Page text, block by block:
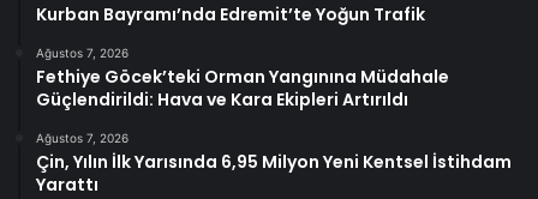
Kurban Bayramı’nda Edremit’te Yoğun Trafik
Ağustos 7, 2026
Fethiye Göcek’teki Orman Yangınına Müdahale
Güçlendirildi: Hava ve Kara Ekipleri Artırıldı
Ağustos 7, 2026
Çin, Yılın İlk Yarısında 6,95 Milyon Yeni Kentsel İstihdam
Yarattı